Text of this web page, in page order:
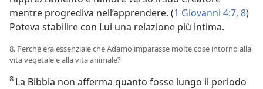
mentre progrediva nell’apprendere. (1 Giovanni 4:7, 8)
Poteva stabilire con Lui una relazione più intima.
8. Perché era essenziale che Adamo imparasse molte cose intorno alla
vita vegetale e alla vita animale?
8 La Bibbia non afferma quanto fosse lungo il periodo